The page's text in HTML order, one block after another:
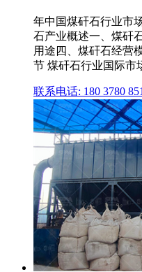
年中国煤矸石行业市
石产业概述一、煤矸
用途四、煤矸石经营
节 煤矸石行业国际市
联系电话: 180 3780